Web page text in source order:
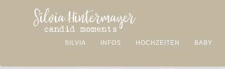
SILVIA INFOS HOCHZEITEN BABY